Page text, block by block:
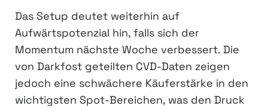
Das Setup deutet weiterhin auf
Aufwärtspotenzial hin, falls sich der
Momentum nächste Woche verbessert. Die
von Darkfost geteilten CVD-Daten zeigen
jedoch eine schwächere Käuferstärke in den
wichtigsten Spot-Bereichen, was den Druck